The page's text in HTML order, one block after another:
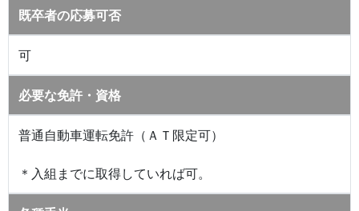
既卒者の応募可否
可
必要な免許・資格
普通自動車運転免許（ＡＴ限定可）
＊入組までに取得していれば可。